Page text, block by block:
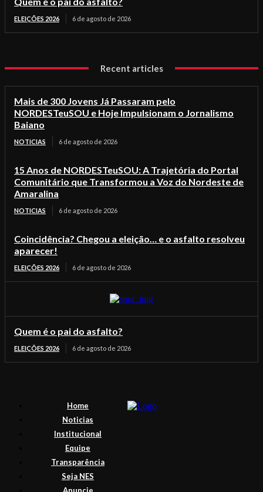
ELEIÇÕES 2026 6 de agosto de 2026
Recent articles
Mais de 300 Jovens Já Passaram pelo
NORDESTeuSOU e Hoje Impulsionam o Jornalismo
Baiano
NOTICIAS 6 de agosto de 2026
15 Anos de NORDESTeuSOU: A Trajetória do Portal
Comunitário que Transformou a Voz do Nordeste de
Amaralina
NOTICIAS 6 de agosto de 2026
Coincidência? Chegou a eleição… e o asfalto resolveu
aparecer!
ELEIÇÕES 2026 6 de agosto de 2026
Quem é o pai do asfalto?
ELEIÇÕES 2026 6 de agosto de 2026
Home
Noticias
Institucional
Equipe
Transparência
Seja NES